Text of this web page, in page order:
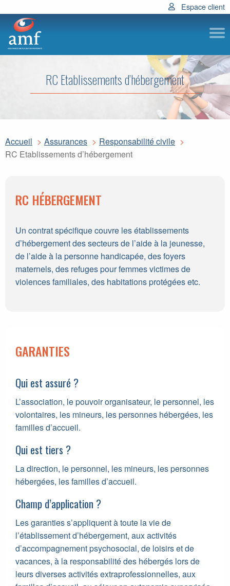
Espace client
RC Etablissements d’hébergement
Accueil Assurances
Responsabilité civile
RC Etablissements d’hébergement
RC HÉBERGEMENT
Un contrat spécifique couvre les établissements
d’hébergement des secteurs de l’aide à la jeunesse,
de l’aide à la personne handicapée, des foyers
maternels, des refuges pour femmes victimes de
violences familiales, des habitations protégées etc.
GARANTIES
Qui est assuré ?
L’association, le pouvoir organisateur, le personnel, les
volontaires, les mineurs, les personnes hébergées, les
familles d’accueil.
Qui est tiers ?
La direction, le personnel, les mineurs, les personnes
hébergées, les familles d’accueil.
Champ d’application ?
Les garanties s’appliquent à toute la vie de
l’établissement d’hébergement, aux activités
d’accompagnement psychosocial, de loisirs et de
vacances, à la responsabilité des hébergés lors de
leurs diverses activités extraprofessionnelles, aux